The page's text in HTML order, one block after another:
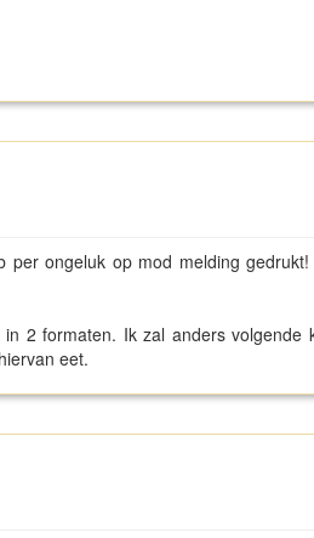
per ongeluk op mod melding
2 formaten. Ik zal anders volgende
eet.